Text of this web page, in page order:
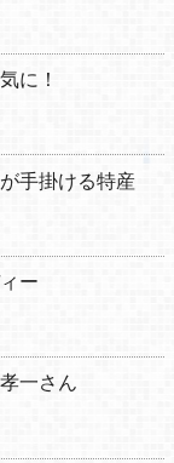
に！
手掛ける特産
ー
一さん